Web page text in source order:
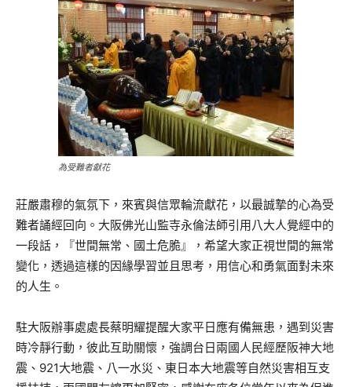
為受難者獻花
莊嚴肅穆的氣氛下，來賓與信眾輪流獻花，以最誠摯的心為受
難者誦經回向。大阪佛光山監寺永倫法師引用八大人覺經中的
一段話，『世間無常、國土危脆』，希望大家正視世間的無常
變化，透過這樣的因緣學習並且思考，用信心和勇氣面對未來
的人生。
駐大阪辦事處處長蔡明耀提醒大家平日應有備無患，遇到災害
時冷靜行動，彼此互助關懷，強調台日兩國人民經歷阪神大地
震、921大地震、八一水災、東日本大地震等自然災害相互支